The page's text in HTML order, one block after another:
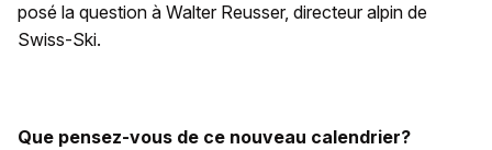
posé la question à Walter Reusser, directeur alpin de
Swiss-Ski.
Que pensez-vous de ce nouveau calendrier?